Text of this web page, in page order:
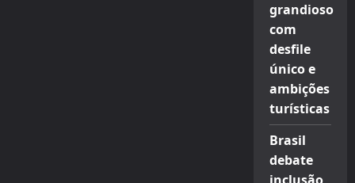
grandioso
com
desfile
único e
ambições
turísticas
Brasil
debate